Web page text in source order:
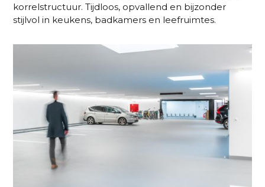
korrelstructuur. Tijdloos, opvallend en bijzonder
stijlvol in keukens, badkamers en leefruimtes.